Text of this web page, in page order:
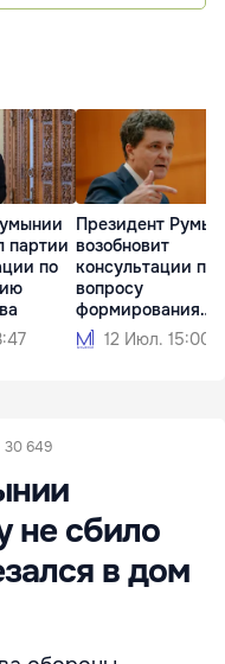
партии
по
Президент
возобновит
консультации по
вопросу
формирования
правительства
12 Июл. 15:00
30 649
не сбило
в дом